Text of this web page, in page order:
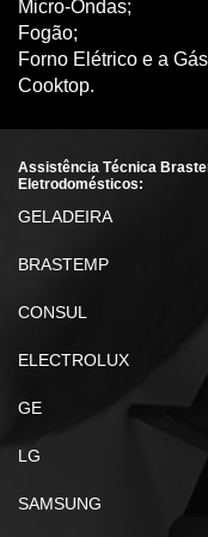
Micro-Ondas;
Fogão;
Forno Elétrico e a
Cooktop.
Assistência Técnica
Eletrodomésticos:
GELADEIRA
BRASTEMP
CONSUL
ELECTROLUX
GE
LG
SAMSUNG